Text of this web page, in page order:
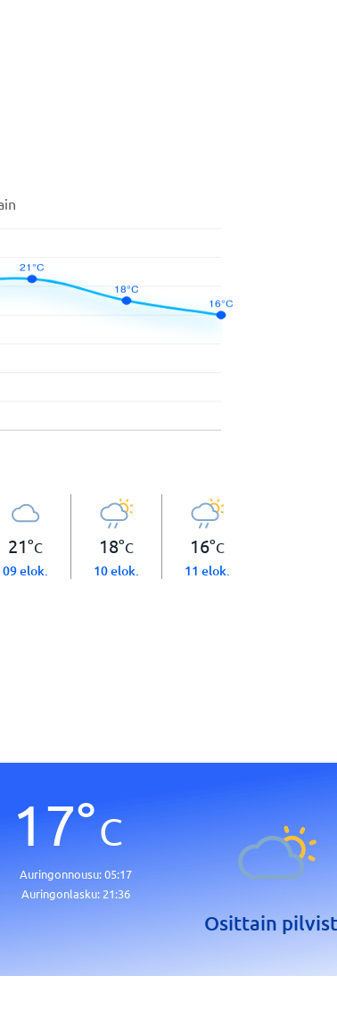
21°C
09 elok.
18°C
10 elok.
16°C
11 elok.
17°C
Auringonnousu:05:17
Auringonlasku: 21:36
Osittain